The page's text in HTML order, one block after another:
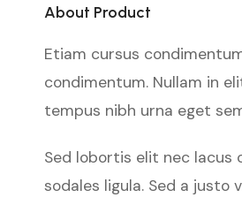
About Product
Etiam cursus
condimentum. Nullam in
tempus nibh urna eget
Sed lobortis elit nec lacus
sodales ligula. Sed a